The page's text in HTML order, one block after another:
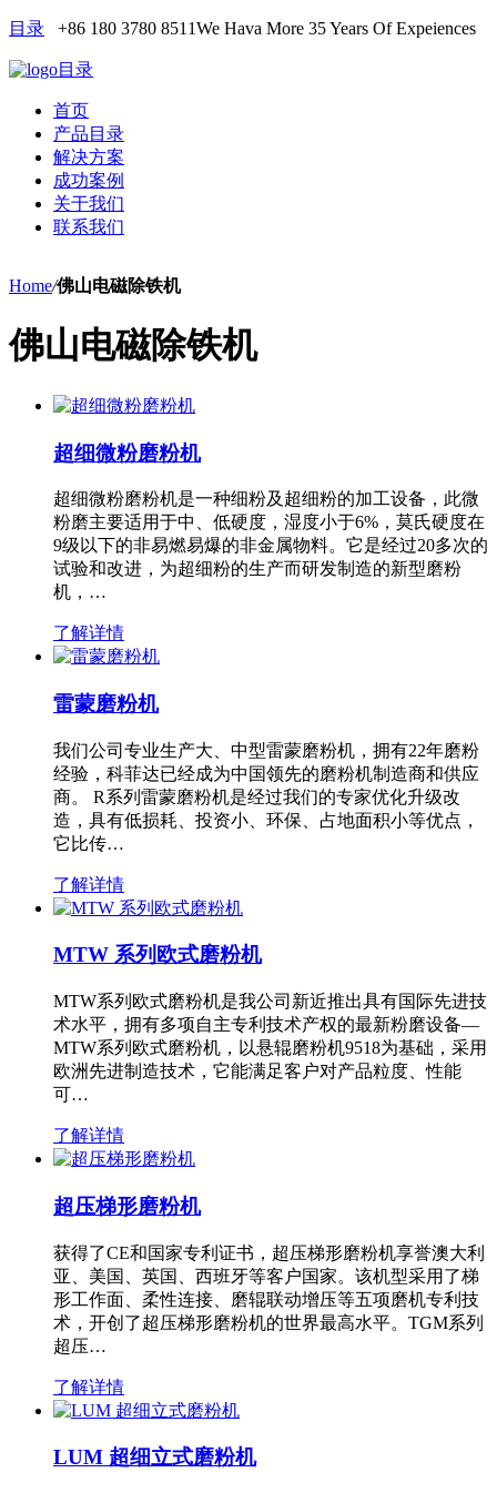
目录 +86 180 3780 8511We Hava More 35 Years Of Expeiences
目录
首页
产品目录
解决方案
成功案例
关于我们
联系我们
Home/佛山电磁除铁机
佛山电磁除铁机
超细微粉磨粉机
超细微粉磨粉机是一种细粉及超细粉的加工设备，此微
粉磨主要适用于中、低硬度，湿度小于6%，莫氏硬度在
9级以下的非易燃易爆的非金属物料。它是经过20多次的
试验和改进，为超细粉的生产而研发制造的新型磨粉
机，…
了解详情
雷蒙磨粉机
我们公司专业生产大、中型雷蒙磨粉机，拥有22年磨粉
经验，科菲达已经成为中国领先的磨粉机制造商和供应
商。 R系列雷蒙磨粉机是经过我们的专家优化升级改
造，具有低损耗、投资小、环保、占地面积小等优点，
它比传…
了解详情
MTW 系列欧式磨粉机
MTW系列欧式磨粉机是我公司新近推出具有国际先进技
术水平，拥有多项自主专利技术产权的最新粉磨设备—
MTW系列欧式磨粉机，以悬辊磨粉机9518为基础，采用
欧洲先进制造技术，它能满足客户对产品粒度、性能
可…
了解详情
超压梯形磨粉机
获得了CE和国家专利证书，超压梯形磨粉机享誉澳大利
亚、美国、英国、西班牙等客户国家。该机型采用了梯
形工作面、柔性连接、磨辊联动增压等五项磨机专利技
术，开创了超压梯形磨粉机的世界最高水平。TGM系列
超压…
了解详情
LUM 超细立式磨粉机